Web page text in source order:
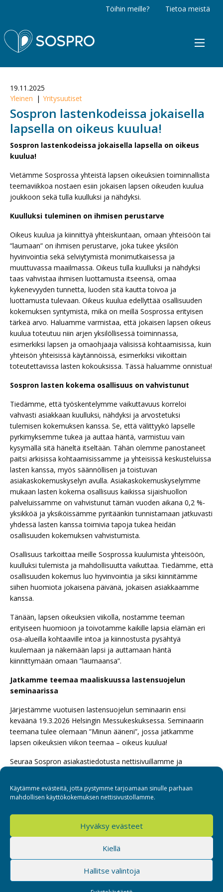
Käytämme evästeitä, jotta pystymme tarjoamaan sinulle parhaan
mahdollisen käyttökokemuksen nettisivustollamme.
Hyväksy evästeet
Kiellä
Hallitse valintoja
Tietoa meistä
Töihin meille?
Sospro
19.11.2025
Yleinen
Yritysuutiset
Sospron lastenkodeissa jokaisella
lapsella on oikeus kuulua!
Sospron lastenkodeissa jokaisella lapsella on oikeus
kuulua!
Vietämme Sosprossa yhteistä lapsen oikeuksien toiminnallista
teemaviikkoa nostaen esiin jokaisen lapsen oikeuden kuulua
joukkoon sekä tulla kuulluksi ja nähdyksi.
Kuulluksi tuleminen on ihmisen perustarve
Oikeus kuulua ja kiinnittyä yhteiskuntaan, omaan yhteisöön tai
”laumaan” on ihmisen perustarve, joka tukee yksilön
hyvinvointia sekä selviytymistä monimutkaisessa ja
muuttuvassa maailmassa. Oikeus tulla kuulluksi ja nähdyksi
taas vahvistaa ihmisen luottamusta itseensä, omaa
kykenevyyden tunnetta, luoden sitä kautta toivoa ja
luottamusta tulevaan. Oikeus kuulua edellyttää osallisuuden
kokemuksen syntymistä, mikä on meillä Sosprossa erityisen
tärkeä arvo. Haluamme varmistaa, että jokaisen lapsen oikeus
kuulua toteutuu niin arjen yksilöllisessä toiminnassa,
esimerkiksi lapsen ja omaohjaaja välisissä kohtaamisissa, kuin
yhteisön yhteisissä käytännöissä, esimerkiksi viikoittain
toteutettavissa lasten kokouksissa. Tässä haluamme onnistua!
Sospron lasten kokema osallisuus on vahvistunut
Tiedämme, että työskentelymme vaikuttavuus korreloi
vahvasti asiakkaan kuulluksi, nähdyksi ja arvostetuksi
tulemisen kokemuksen kanssa. Se, että välittyykö lapselle
pyrkimyksemme tukea ja auttaa häntä, varmistuu vain
kysymällä sitä häneltä itseltään. Tähän olemme panostaneet
paitsi arkisissa kohtaamisissamme ja yhteisissä keskusteluissa
lasten kanssa, myös säännöllisen ja toistuvan
asiakaskokemuskyselyn avulla. Asiakaskokemuskyselymme
mukaan lasten kokema osallisuus kaikissa sijaishuollon
palveluissamme on vahvistunut tämän vuoden aikana 0,2 %-
yksikköä ja yksiköissämme pyritäänkin tunnistamaan jatkuvasti
yhdessä lasten kanssa toimivia tapoja tukea heidän
osallisuuden kokemuksen vahvistumista.
Osallisuus tarkoittaa meille Sosprossa kuulumista yhteisöön,
kuulluksi tulemista ja mahdollisuutta vaikuttaa. Tiedämme, että
osallisuuden kokemus luo hyvinvointia ja siksi kiinnitämme
siihen huomiota jokaisena päivänä, jokaisen asiakkaamme
kanssa.
Tänään, lapsen oikeuksien viikolla, nostamme teeman
erityiseen huomioon ja toivotamme kaikille lapsia elämän eri
osa-alueilla kohtaaville intoa ja kiinnostusta pysähtyä
kuulemaan ja näkemään lapsi ja auttamaan häntä
kiinnittymään omaan ”laumaansa”.
Jatkamme teemaa maaliskuussa lastensuojelun
seminaarissa
Järjestämme vuotuisen lastensuojelun seminaarin ensi
keväänä 19.3.2026 Helsingin Messukeskuksessa. Seminaarin
teemana tulee olemaan ”Minun ääneni”, jossa jatkamme
lapsen oikeuksien viikon teemaa – oikeus kuulua!
Seuraa Sospron asiakastiedotusta nettisivuillamme ja